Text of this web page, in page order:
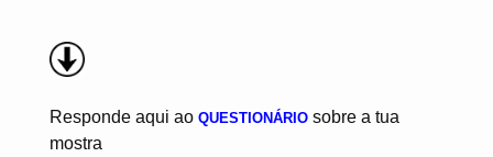
Responde aqui ao QUESTIONÁRIO sobre a tua
mostra